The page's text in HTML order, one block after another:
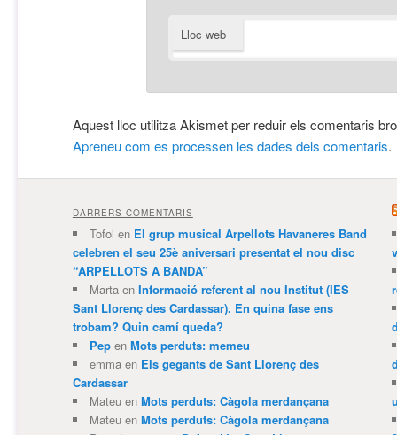
Lloc web
Aquest lloc utilitza Akismet per reduir els comentaris
Apreneu com es processen les dades dels comentaris.
DARRERS COMENTARIS
Tofol en El grup musical Arpellots Havaneres Band
celebren el seu 25è aniversari presentat el nou disc
“ARPELLOTS A BANDA”
Martaen Informació referent al nou Institut (IES
Sant Llorenç des Cardassar). En quina fase ens
trobam? Quin camí queda?
Pepen Mots perduts: memeu
emmaen Els gegants de Sant Llorenç des
Cardassar
Mateuen Mots perduts: Càgola merdançana
Mateuen Mots perduts: Càgola merdançana